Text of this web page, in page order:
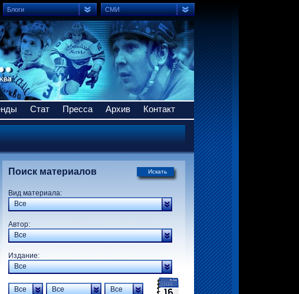
Блоги СМИ
Стат Пресса Архив Контакт
Искать
Поиск материалов
Вид материала:
Все
Автор:
Все
Издание:
Все
Все Все Все